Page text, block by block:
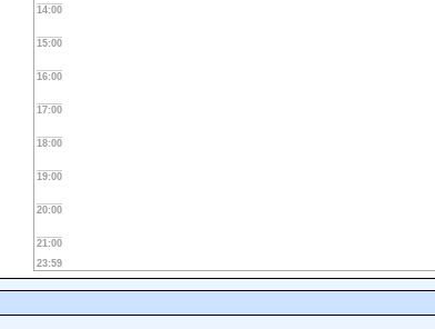
14:00
15:00
16:00
17:00
18:00
19:00
20:00
21:00
23:59